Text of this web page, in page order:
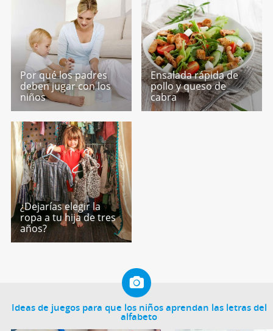
Por qué los padres
deben jugar con los
niños
Ensalada rápida de
pollo y queso de
cabra
¿Dejarías elegir la
ropa a tu hija de tres
años?
Ideas de juegos para que los niños aprendan las letras del
alfabeto